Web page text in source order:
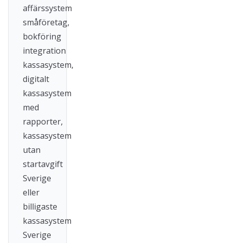
affärssystem
småföretag,
bokföring
integration
kassasystem,
digitalt
kassasystem
med
rapporter,
kassasystem
utan
startavgift
Sverige
eller
billigaste
kassasystem
Sverige